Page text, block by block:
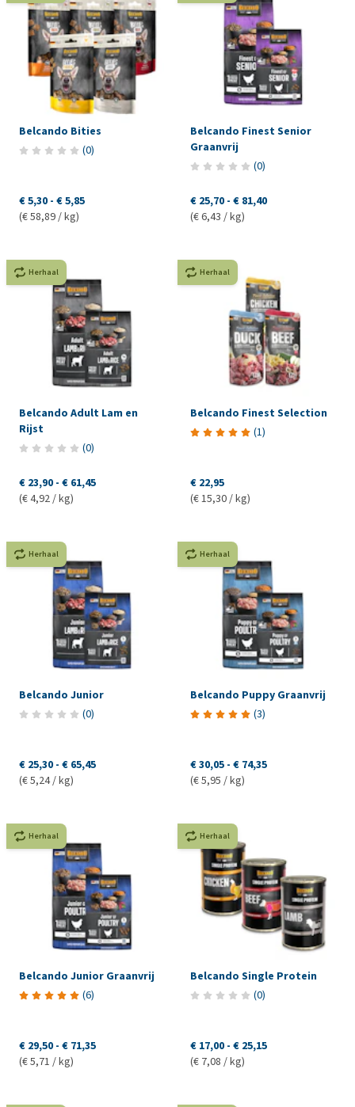
Belcando Bities
(0)
€ 5,30 - € 5,85
(€ 58,89 / kg)
Belcando Finest Senior
Graanvrij
(0)
€ 25,70 - € 81,40
(€ 6,43 / kg)
Herhaal
Belcando Adult Lam en
Rijst
(0)
€ 23,90 - € 61,45
(€ 4,92 / kg)
Herhaal
Belcando Finest Selection
(1)
€ 22,95
(€ 15,30 / kg)
Herhaal
Belcando Junior
(0)
€ 25,30 - € 65,45
(€ 5,24 / kg)
Herhaal
Belcando Puppy Graanvrij
(3)
€ 30,05 - € 74,35
(€ 5,95 / kg)
Herhaal
Belcando Junior Graanvrij
(6)
€ 29,50 - € 71,35
(€ 5,71 / kg)
Herhaal
Belcando Single Protein
(0)
€ 17,00 - € 25,15
(€ 7,08 / kg)